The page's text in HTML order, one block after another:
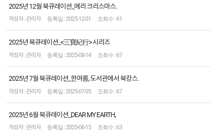
2025년 12월 북큐레이션_메리 크리스마스.
관리자 2025-12-01 61
2025년 북큐레이션_<三寶紀行> 시리즈
관리자 2025-08-14 67
2025년 7월 북큐레이션_한여름, 도서관에서 북캉스.
관리자 2025-07-05 67
2025년 6월 북큐레이션_DEAR MY EARTH,
관리자 2025-06-15 63